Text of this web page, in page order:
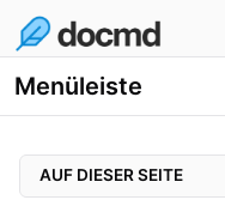
Menüleiste
AUF DIESER SEITE